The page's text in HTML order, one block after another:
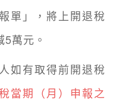
單」，將上開退稅
萬元。
有取得前開退稅
當期（月）申報之